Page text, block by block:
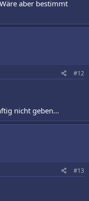
aber bestimmt
#12
nicht geben...
#13